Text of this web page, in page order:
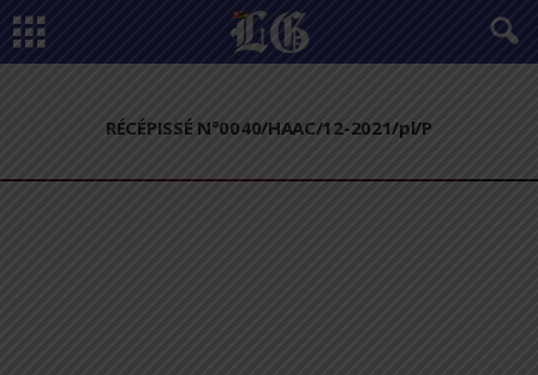
RÉCÉPISSÉ N°0040/HAAC/12-2021/pl/P